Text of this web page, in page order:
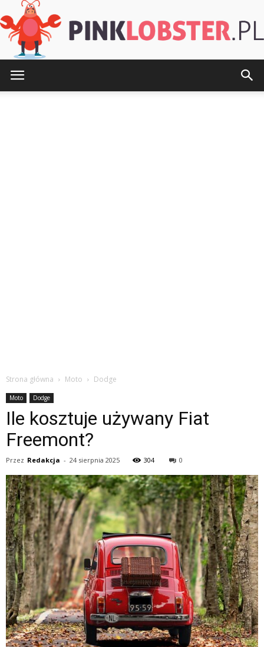
Strona główna Moto Dodge
Moto Dodge
Ile kosztuje używany Fiat
Freemont?
Przez Redakcja - 24 sierpnia 2025 304 0